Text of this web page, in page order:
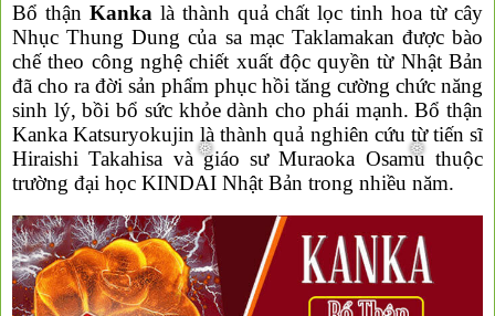
Bổ thận Kanka là thành quả chất lọc tinh hoa từ cây
Nhục Thung Dung của sa mạc Taklamakan được bào
chế theo công nghệ chiết xuất độc quyền từ Nhật Bản
đã cho ra đời sản phẩm phục hồi tăng cường chức năng
sinh lý, bồi bổ sức khỏe dành cho phái mạnh. Bổ thận
Kanka Katsuryokujin là thành quả nghiên cứu từ tiến sĩ
Hiraishi Takahisa và giáo sư Muraoka Osamu thuộc
trường đại học KINDAI Nhật Bản trong nhiều năm.